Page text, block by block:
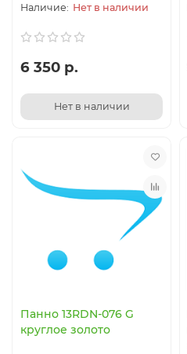
Нет в наличии
6 350 р.
Нет в наличии
Панно 13RDN-076 G
круглое золото